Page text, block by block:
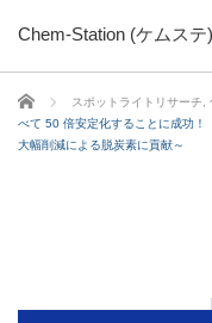
Chem-Station (ケムステ)
ホーム スポットライトリサーチ
べて 50 倍安定化することに成功！
大幅削減による脱炭素に貢献～